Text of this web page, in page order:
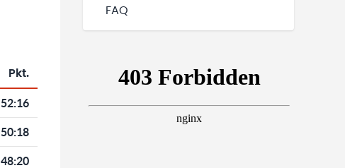
Pkt.
52:16
50:18
48:20
FAQ